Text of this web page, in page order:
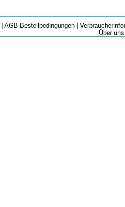
| AGB-Bestellbedingungen |
Über